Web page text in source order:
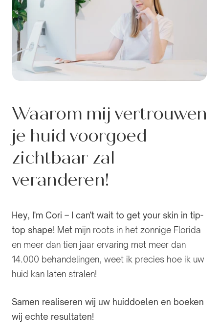
Waarom mij vertrouwen
je huid voorgoed
zichtbaar zal
veranderen!
Hey, I'm Cori – I can't wait to get your skin in tip-
top shape! Met mijn roots in het zonnige Florida
en meer dan tien jaar ervaring met meer dan
14.000 behandelingen, weet ik precies hoe ik uw
huid kan laten stralen!
Samen realiseren wij uw huiddoelen en boeken
wij echte resultaten!